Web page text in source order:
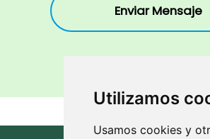
Utilizamos
Usamos cookies y
Enviar Mensaje